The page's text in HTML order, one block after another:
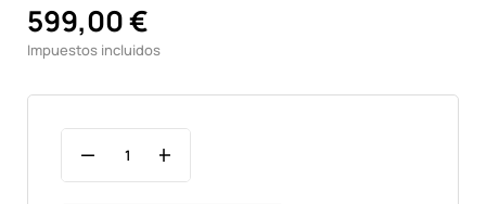
599,00 €
Impuestos incluidos